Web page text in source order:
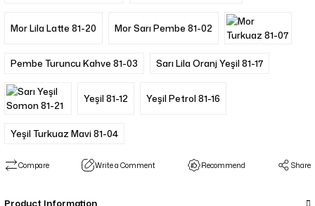
Mor Lila Latte 81-20 Mor Sarı Pembe 81-02
Pembe Turuncu Kahve 81-03 Sarı Lila Oranj Yeşil 81-17
Yeşil 81-12 Yeşil Petrol 81-16
Yeşil Turkuaz Mavi 81-04
Compare Write a Comment Recommend Share
Product Information